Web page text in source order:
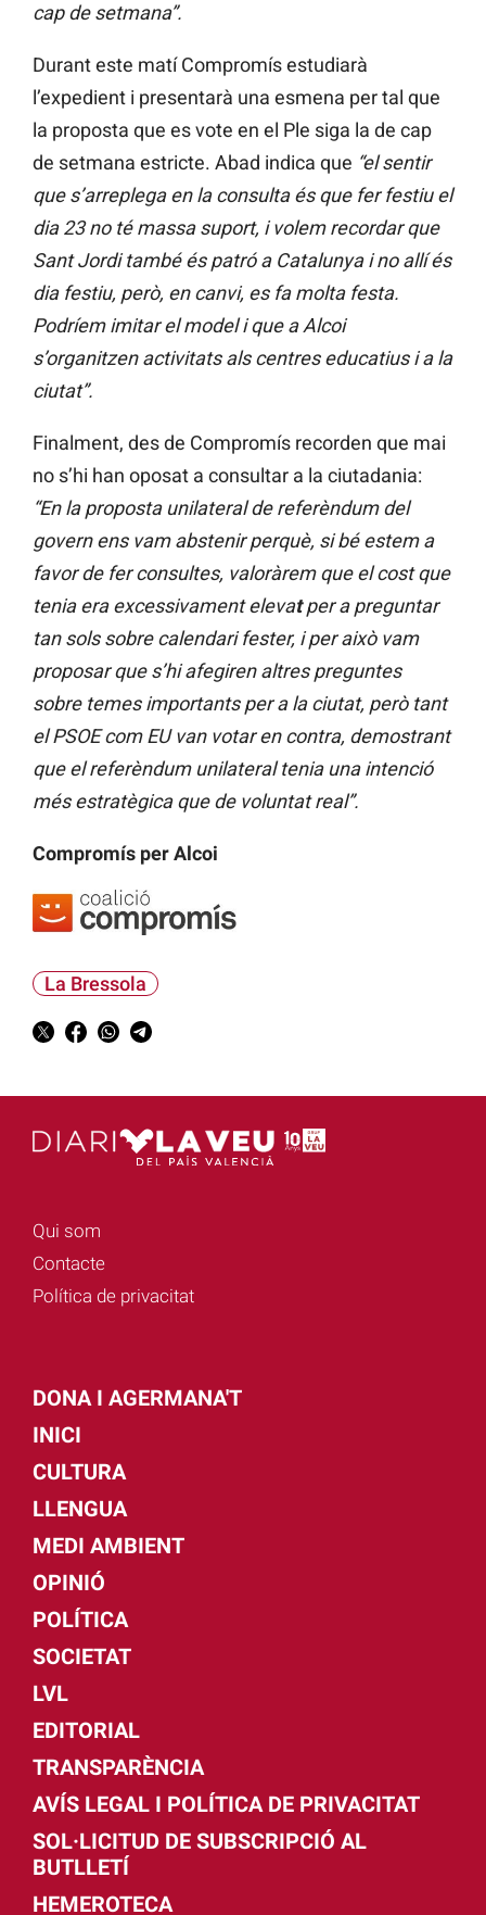
cap de setmana”.
Durant este matí Compromís estudiarà
l’expedient i presentarà una esmena per tal que
la proposta que es vote en el Ple siga la de cap
de setmana estricte. Abad indica que “el sentir
que s’arreplega en la consulta és que fer festiu el
dia 23 no té massa suport, i volem recordar que
Sant Jordi també és patró a Catalunya i no allí és
dia festiu, però, en canvi, es fa molta festa.
Podríem imitar el model i que a Alcoi
s’organitzen activitats als centres educatius i a la
ciutat”.
Finalment, des de Compromís recorden que mai
no s’hi han oposat a consultar a la ciutadania:
“En la proposta unilateral de referèndum del
govern ens vam abstenir perquè, si bé estem a
favor de fer consultes, valoràrem que el cost que
tenia era excessivament elevatper a preguntar
tan sols sobre calendari fester, i per això vam
proposar que s’hi afegiren altres preguntes
sobre temes importants per a la ciutat, però tant
el PSOE com EU van votar en contra, demostrant
que el referèndum unilateral tenia una intenció
més estratègica que de voluntat real”.
Compromís per Alcoi
La Bressola
Qui som
Contacte
Política de privacitat
DONA I AGERMANA'T
INICI
CULTURA
LLENGUA
MEDI AMBIENT
OPINIÓ
POLÍTICA
SOCIETAT
LVL
EDITORIAL
TRANSPARÈNCIA
AVÍS LEGAL I POLÍTICA DE PRIVACITAT
SOL·LICITUD DE SUBSCRIPCIÓ AL
BUTLLETÍ
HEMEROTECA